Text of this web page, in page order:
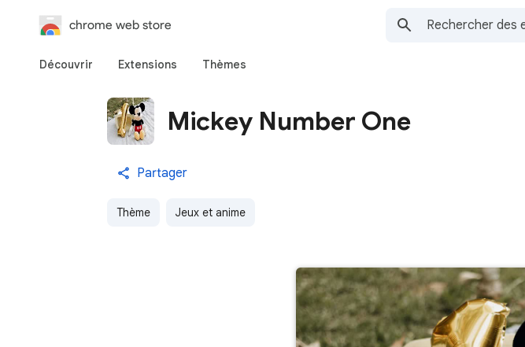
chrome web store
Découvrir Extensions Thèmes
Mickey Number One
Partager
Thème Jeux et anime